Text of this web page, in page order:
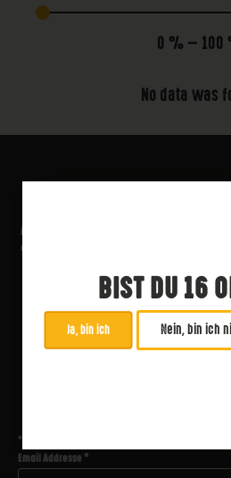
0 % — 100
No data was
*
Email Addresse*
BIST DU 16
Ja, bin ich Nein, bin ich